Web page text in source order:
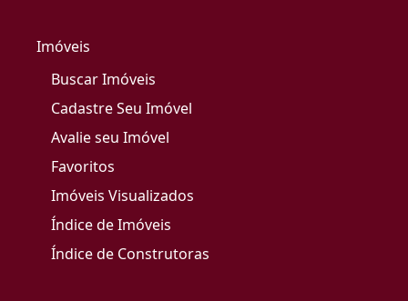
Imóveis
Buscar Imóveis
Cadastre Seu Imóvel
Avalie seu Imóvel
Favoritos
Imóveis Visualizados
Índice de Imóveis
Índice de Construtoras